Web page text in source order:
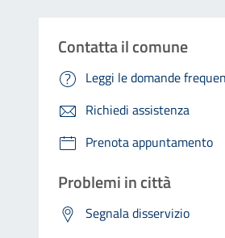
Contatta il comune
Leggi le domande
Richiedi assistenza
Prenota appuntamento
Problemi in città
Segnala disservizio